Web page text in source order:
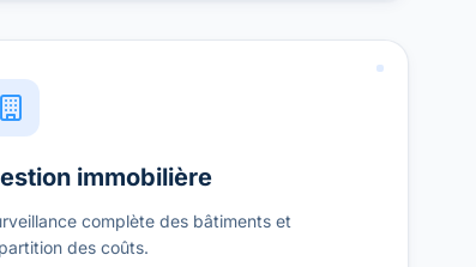
immobilière
complète des bâtiments et
des coûts.